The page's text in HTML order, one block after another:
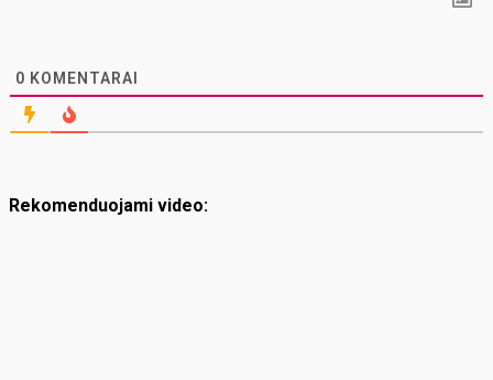
0 KOMENTARAI
Rekomenduojami video: